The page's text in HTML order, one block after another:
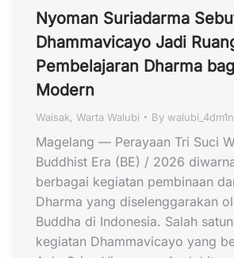
Nyoman Suriadarma
Dhammavicayo Jadi
Pembelajaran Dharma
Modern
Waisak, Warta Walubi By walubi_4dm1n
Magelang — Perayaan Tri Suci
Buddhist Era (BE) / 2026
berbagai kegiatan pembinaan
Dharma yang diselenggarakan
Buddha di Indonesia. Salah
kegiatan Dhammavicayo yang